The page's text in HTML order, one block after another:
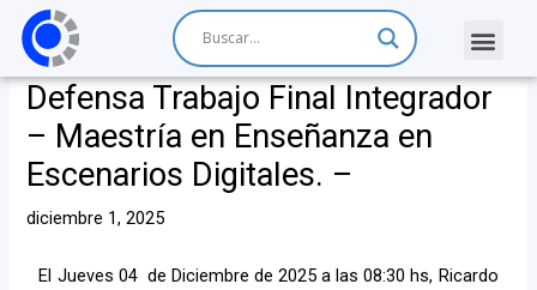
Defensa Trabajo Final Integrador
– Maestría en Enseñanza en
Escenarios Digitales. –
diciembre 1, 2025
El Jueves 04 de Diciembre de 2025 a las 08:30 hs, Ricardo